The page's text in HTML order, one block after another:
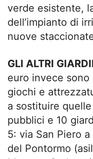
verde esistente,
dell’impianto di
nuove
GLI ALTRI
euro invece sono
giochi e
a sostituire
pubblici e 10
5: via San Piero
del Pontormo